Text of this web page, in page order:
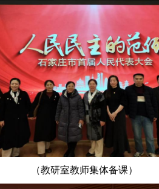
（教研室教师集体备课）